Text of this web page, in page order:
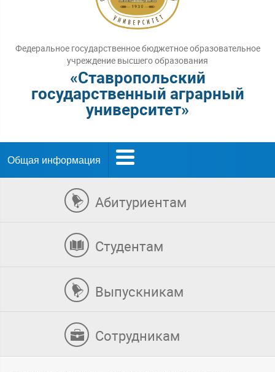
Федеральное государственное бюджетное образовательное
учреждение высшего образования
«Ставропольский
государственный аграрный
университет»
Общая информация
Абитуриентам
Студентам
Выпускникам
Сотрудникам